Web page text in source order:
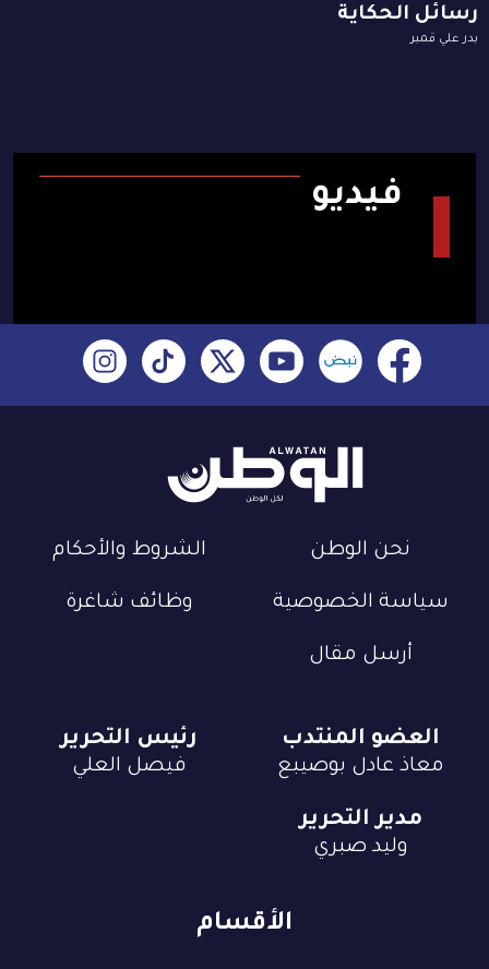
رسائل الحكاية
بدر علي قمبر
فيديو
نحن الوطن الشروط والأحكام
سياسة الخصوصية وظائف شاغرة
أرسل مقال
الأقسام
العضو المنتدب
معاذ عادل بوصيبع
رئيس التحرير
فيصل العلي
مدير التحرير
وليد صبري